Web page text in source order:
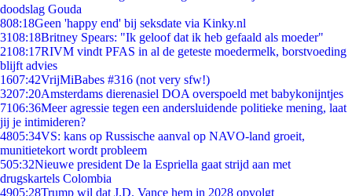
doodslag Gouda
808:18Geen 'happy end' bij seksdate via Kinky.nl
3108:18Britney Spears: "Ik geloof dat ik heb gefaald als moeder"
2108:17RIVM vindt PFAS in al de geteste moedermelk, borstvoeding
blijft advies
1607:42VrijMiBabes #316 (not very sfw!)
3207:20Amsterdams dierenasiel DOA overspoeld met babykonijntjes
7106:36Meer agressie tegen een andersluidende politieke mening, laat
jij je intimideren?
4805:34VS: kans op Russische aanval op NAVO-land groeit,
munitietekort wordt probleem
505:32Nieuwe president De la Espriella gaat strijd aan met
drugskartels Colombia
4905:28Trump wil dat J.D. Vance hem in 2028 opvolgt